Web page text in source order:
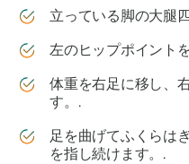
立っている脚の大腿
左のヒップポイント
体重を右足に移し、
す。.
足を曲げてふくらは
を指し続けます。.